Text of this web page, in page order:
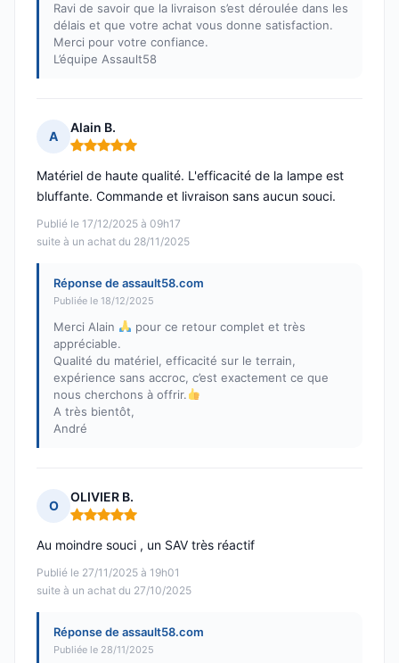
Ravi de savoir que la livraison s’est déroulée dans les
délais et que votre achat vous donne satisfaction.
Merci pour votre confiance.
L’équipe Assault58
A
Alain B.
Note : 5 sur 5
Publié le 17/12/2025 à 09h17
suite à un achat du 28/11/2025
Matériel de haute qualité. L'efficacité de la lampe est
bluffante. Commande et livraison sans aucun souci.
Réponse de assault58.com
Publiée le 18/12/2025
Merci Alain
pour ce retour complet et très
appréciable.
Qualité du matériel, efficacité sur le terrain,
expérience sans accroc, c’est exactement ce que
nous cherchons à offrir.
A très bientôt,
André
O
OLIVIER B.
Note : 5 sur 5
Publié le 27/11/2025 à 19h01
suite à un achat du 27/10/2025
Au moindre souci , un SAV très réactif
Réponse de assault58.com
Publiée le 28/11/2025